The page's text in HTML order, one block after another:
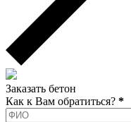
Заказать бетон
Как к Вам обратиться? *